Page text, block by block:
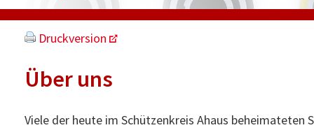
Druckversion
Über uns
Viele der heute im Schützenkreis Ahaus